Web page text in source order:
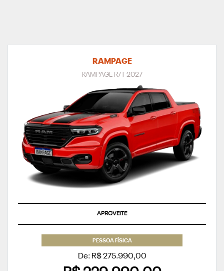
RAMPAGE
RAMPAGE R/T 2027
APROVEITE
PESSOA FÍSICA
De: R$ 275.990,00